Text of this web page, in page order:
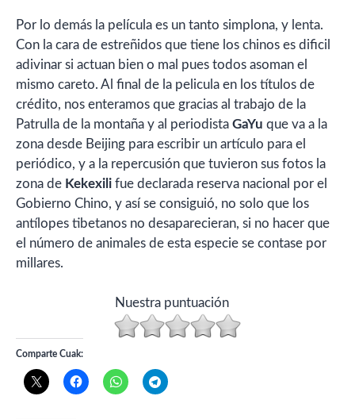
Por lo demás la película es un tanto simplona, y lenta.
Con la cara de estreñidos que tiene los chinos es dificil
adivinar si actuan bien o mal pues todos asoman el
mismo careto. Al final de la pelicula en los títulos de
crédito, nos enteramos que gracias al trabajo de la
Patrulla de la montaña y al periodista GaYu que va a la
zona desde Beijing para escribir un artículo para el
periódico, y a la repercusión que tuvieron sus fotos la
zona de Kekexili fue declarada reserva nacional por el
Gobierno Chino, y así se consiguió, no solo que los
antílopes tibetanos no desaparecieran, si no hacer que
el número de animales de esta especie se contase por
millares.
Nuestra puntuación
Comparte Cuak: